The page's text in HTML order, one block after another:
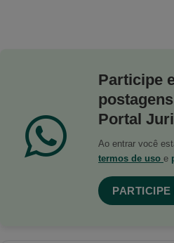
Participe
Portal
Ao entrar você
termos de uso e